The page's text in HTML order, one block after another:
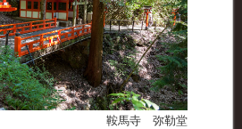
鞍馬寺 弥勒堂